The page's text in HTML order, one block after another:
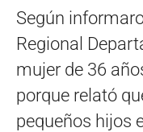
Según
Regional
mujer de 36
porque relató
pequeños hijos